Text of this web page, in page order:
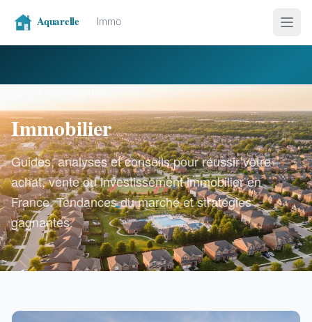
Immobilier
Guides, analyses et conseils pour réussir votre
achat, vente ou investissement immobilier en
France. Tendances du marché et stratégies
gagnantes.